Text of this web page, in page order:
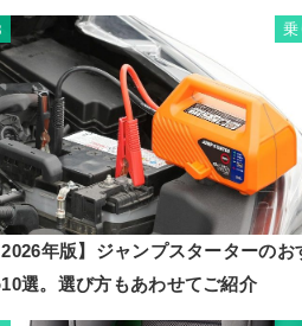
乗
年版】ジャンプスターターのお
選。選び方もあわせてご紹介